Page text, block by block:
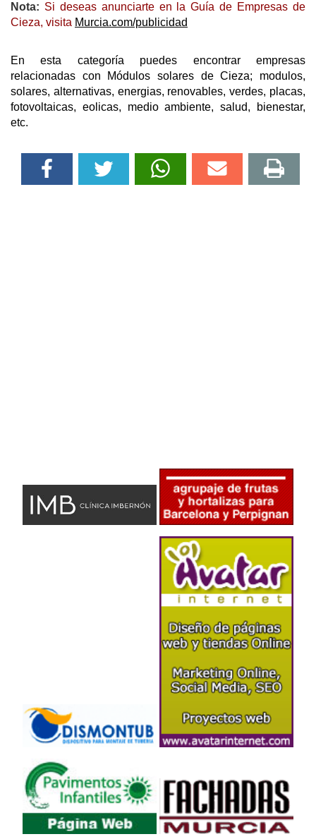
Nota: Si deseas anunciarte en la Guía de Empresas de
Cieza, visita Murcia.com/publicidad
En esta categoría puedes encontrar empresas
relacionadas con Módulos solares de Cieza; modulos,
solares, alternativas, energias, renovables, verdes, placas,
fotovoltaicas, eolicas, medio ambiente, salud, bienestar,
etc.